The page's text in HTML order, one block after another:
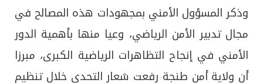
وذكر المسؤول الأمني بمجهودات هذه المصالح في
مجال تدبير الأمن الرياضي، وعيا منها بأهمية الدور
الأمني في إنجاح التظاهرات الرياضية الكبرى، مبرزا
أن ولاية أمن طنجة رفعت شعار التحدي خلال تنظيم